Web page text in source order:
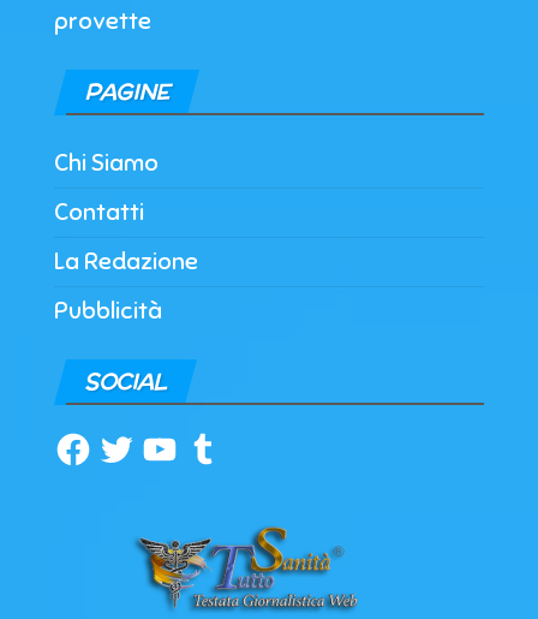
provette
PAGINE
Chi Siamo
Contatti
La Redazione
Pubblicità
SOCIAL
Facebook
TwitterYouTubeTumblr